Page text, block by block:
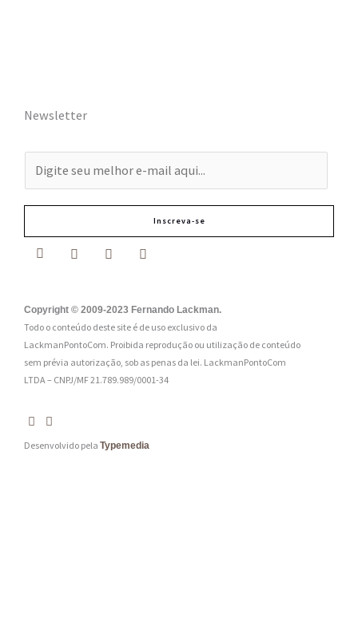
Newsletter
-
m
a
:
*
Inscreva-se
Copyright © 2009-2023 Fernando Lackman.
Todo o conteúdo deste site é de uso exclusivo da
LackmanPontoCom. Proibida reprodução ou utilização de conteúdo
sem prévia autorização, sob as penas da lei. LackmanPontoCom
LTDA – CNPJ/MF 21.789.989/0001-34
Desenvolvido pela Typemedia